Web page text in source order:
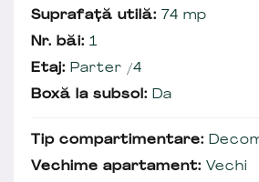
Suprafață utilă: 74 mp
Nr. băi: 1
Etaj: Parter /4
Boxă la subsol: Da
Tip compartimentare:
Vechime apartament: Vechi